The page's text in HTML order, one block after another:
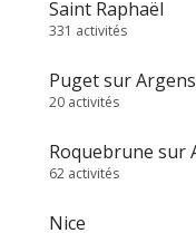
Saint Raphaël
331 activités
Puget sur Argens
20 activités
62 activités
Nice